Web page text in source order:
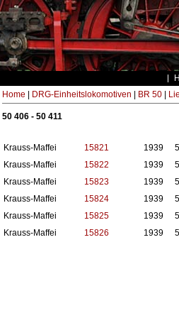
Home DRG-Einheitslokomotiven BR 50|
50 406 - 50 411
Krauss-Maffei 15821 1939
Krauss-Maffei
15822 1939
Krauss-Maffei
15823 1939
Krauss-Maffei
15824 1939
Krauss-Maffei
15825 1939
Krauss-Maffei
15826 1939